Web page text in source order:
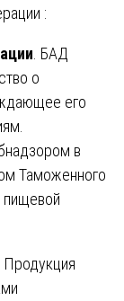
:
. БАД
о
его
в
Таможенного
. Продукция